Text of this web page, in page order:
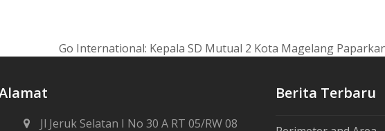
next
Go International: Kepala SD Mutual 2 Kota Magelang
Jl Jeruk Selatan I No 30 A RT 05/RW 08
Berita Terbaru